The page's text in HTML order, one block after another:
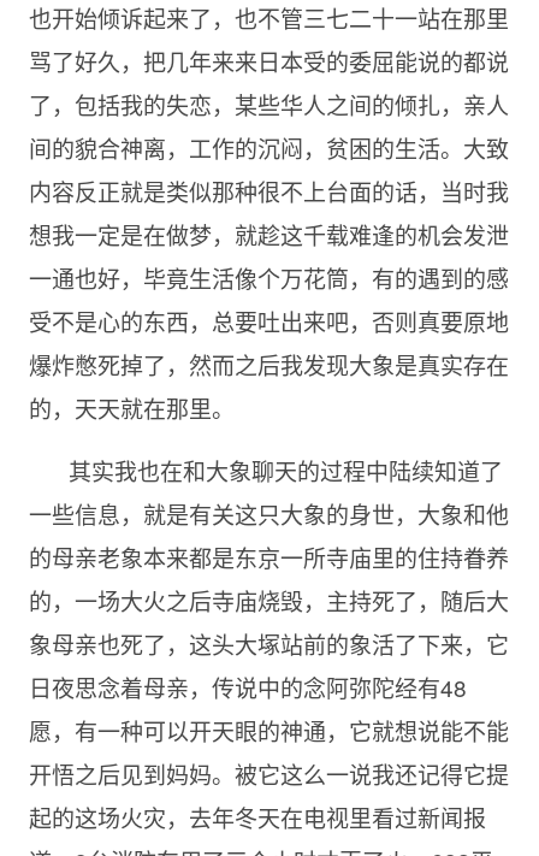
也开始倾诉起来了，也不管三七二十一站在那里
骂了好久，把几年来来日本受的委屈能说的都说
了，包括我的失恋，某些华人之间的倾扎，亲人
间的貌合神离，工作的沉闷，贫困的生活。大致
内容反正就是类似那种很不上台面的话，当时我
想我一定是在做梦，就趁这千载难逢的机会发泄
一通也好，毕竟生活像个万花筒，有的遇到的感
受不是心的东西，总要吐出来吧，否则真要原地
爆炸憋死掉了，然而之后我发现大象是真实存在
的，天天就在那里。
其实我也在和大象聊天的过程中陆续知道了
一些信息，就是有关这只大象的身世，大象和他
的母亲老象本来都是东京一所寺庙里的住持眷养
的，一场大火之后寺庙烧毁，主持死了，随后大
象母亲也死了，这头大塚站前的象活了下来，它
日夜思念着母亲，传说中的念阿弥陀经有48
愿，有一种可以开天眼的神通，它就想说能不能
开悟之后见到妈妈。被它这么一说我还记得它提
起的这场火灾，去年冬天在电视里看过新闻报